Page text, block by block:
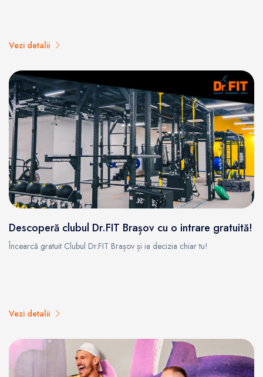
Vezi detalii
Descoperă clubul Dr.FIT Brașov cu o intrare gratuită!
Încearcă gratuit Clubul Dr.FIT Brașov și ia decizia chiar tu!
Vezi detalii